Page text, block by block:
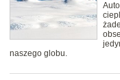
naszego globu.